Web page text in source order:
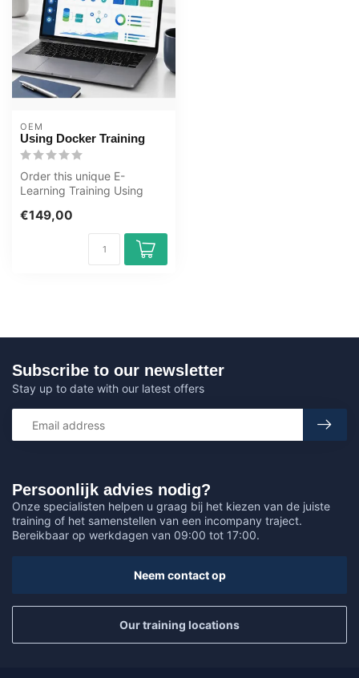
OEM
Using Docker Training
Order this unique E-
Learning Training Using
access to...
€149,00
Persoonlijk advies nodig?
Onze specialisten helpen u graag bij het kiezen van de juiste
training of het samenstellen van een incompany traject.
Bereikbaar op werkdagen van 09:00 tot 17:00.
Neem contact op
Our training locations
Subscribe to our newsletter
Stay up to date with our latest offers